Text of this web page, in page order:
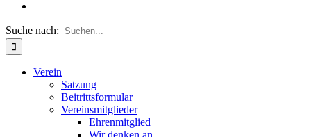
Suche nach:
Verein
Satzung
Beitrittsformular
Vereinsmitglieder
Ehrenmitglied
Wir denken an